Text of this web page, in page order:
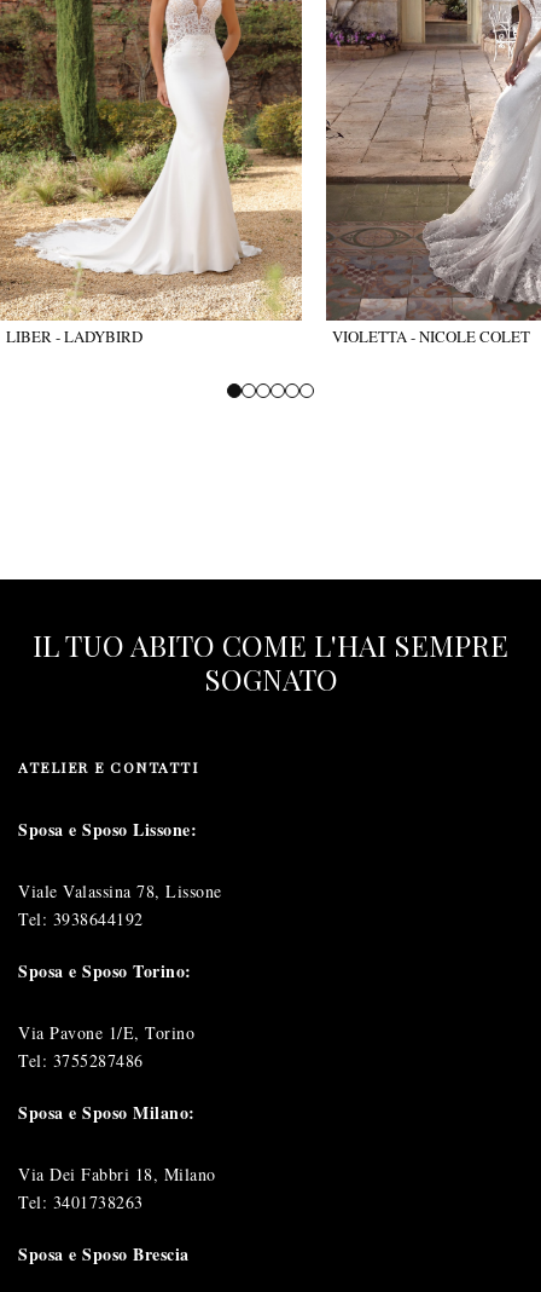
LIBER - LADYBIRD VIOLETTA - NICOLE COLET
IL TUO ABITO COME L'HAI SEMPRE
SOGNATO
ATELIER E CONTATTI
Sposa e Sposo Lissone:
Viale Valassina 78, Lissone
Tel: 3938644192
Sposa e Sposo Torino:
Via Pavone 1/E, Torino
Tel: 3755287486
Sposa e Sposo Milano:
Via Dei Fabbri 18, Milano
Tel: 3401738263
Sposa e Sposo Brescia